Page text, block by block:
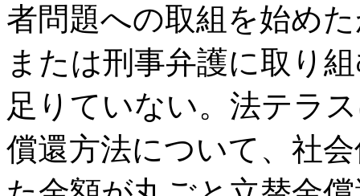
者問題への取組を始め
または刑事弁護に取り
足りていない。法テラ
償還方法について、社